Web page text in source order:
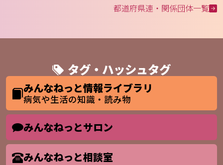
都道府県連・関係団体一覧
タグ・ハッシュタグ
みんなねっと情報ライブラリ
病気や生活の知識・読み物
みんなねっとサロン
みんなねっと相談室